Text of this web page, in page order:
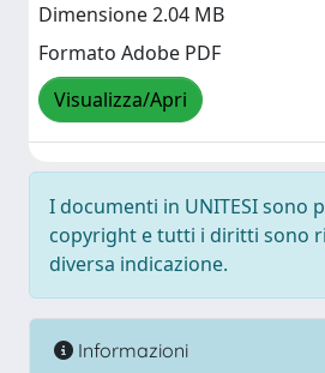
Dimensione 2.04 MB
Formato Adobe PDF
Visualizza/Apri
I documenti in UNITESI sono
copyright e tutti i diritti sono
diversa indicazione.
Informazioni